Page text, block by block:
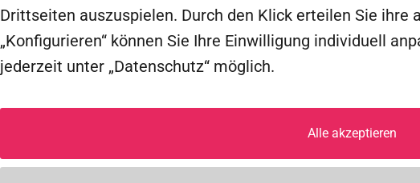
Drittseiten auszuspielen. Durch den Klick erteilen Sie ihre
„Konfigurieren“ können Sie Ihre Einwilligung individuell
jederzeit unter „Datenschutz“ möglich.
Alle akzeptieren